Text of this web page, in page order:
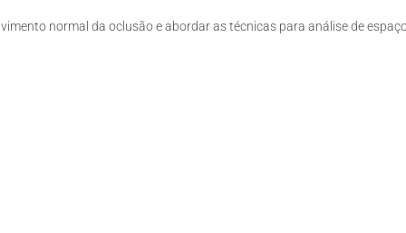
normal da oclusão e abordar as técnicas para análise de